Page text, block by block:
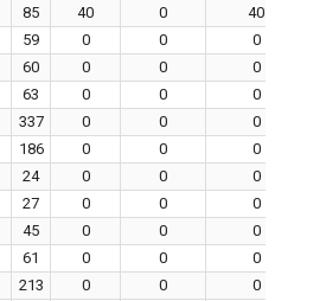
85 40 0
40
59 0 0
0
60 0 0
0
63 0 0
0
337 0 0
0
186 0 0
0
24 0 0
0
27 0 0
0
45 0 0
0
61 0 0
0
213 0 0
0